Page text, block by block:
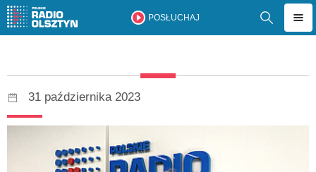
POSŁUCHAJ
31 października 2023